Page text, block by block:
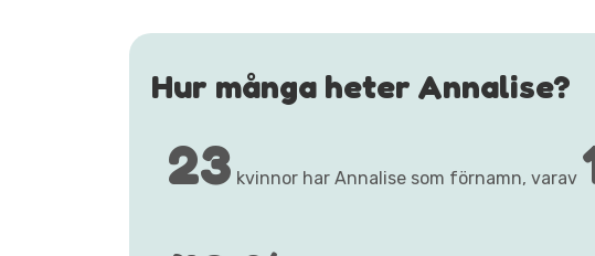
Hur många heter Annalise?
23 kvinnor har Annalise som förnamn, varav